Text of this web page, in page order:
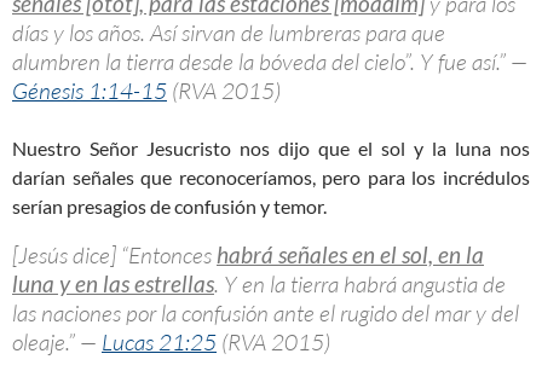
días y los años. Así sirvan de lumbreras para que
alumbren la tierra desde la bóveda del cielo”. Y fue así.” —
Génesis 1:14-15 (RVA 2015)
Nuestro Señor Jesucristo nos dijo que el sol y la luna nos
darían señales que reconoceríamos, pero para los incrédulos
serían presagios de confusión y temor.
[Jesús dice] “Entonces habrá señales en el sol, en la
luna y en las estrellas. Y en la tierra habrá angustia de
las naciones por la confusión ante el rugido del mar y del
oleaje.” — Lucas 21:25 (RVA 2015)